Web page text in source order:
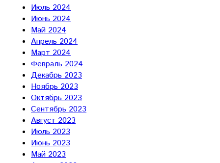
Июль 2024
Июнь 2024
Май 2024
Апрель 2024
Март 2024
Февраль 2024
Декабрь 2023
Ноябрь 2023
Октябрь 2023
Сентябрь 2023
Август 2023
Июль 2023
Июнь 2023
Май 2023